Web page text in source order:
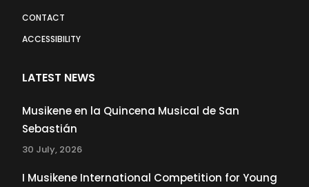
CONTACT
ACCESSIBILITY
LATEST NEWS
Musikene en la Quincena Musical de San
Sebastián
30 July, 2026
I Musikene International Competition for Young